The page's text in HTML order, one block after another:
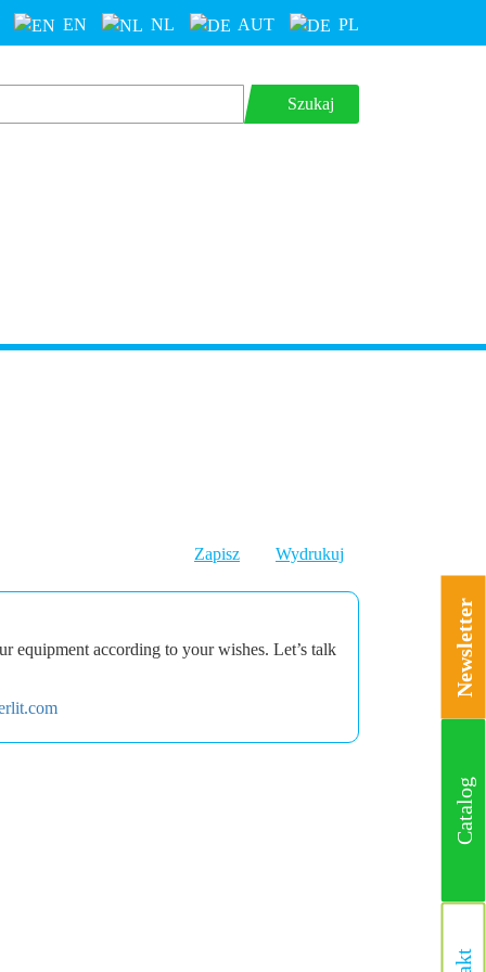
EN NL AUT PL
Szukaj
Zapisz Wydrukuj
equipment according to your wishes. Let’s talk
Newsletter
Catalog